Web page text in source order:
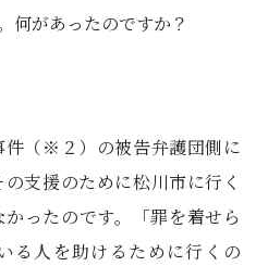
何があったのですか？
（※２）の被告弁護団側に
支援のために松川市に行く
ったのです。「罪を着せら
る人を助けるために行くの